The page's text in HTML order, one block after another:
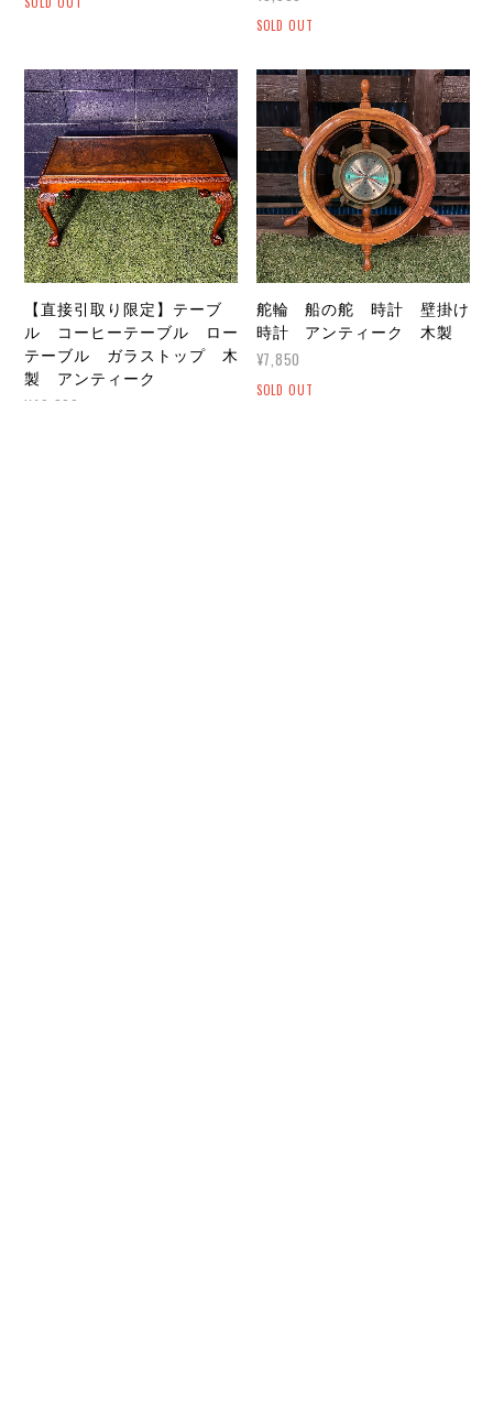
SOLD OUT
【直接引取り限定】テーブ
ル コーヒーテーブル ロー
テーブル ガラストップ 木
製 アンティーク
¥49,800
舵輪 船の舵 時計 壁掛け
時計 アンティーク 木製
¥7,850
SOLD OUT